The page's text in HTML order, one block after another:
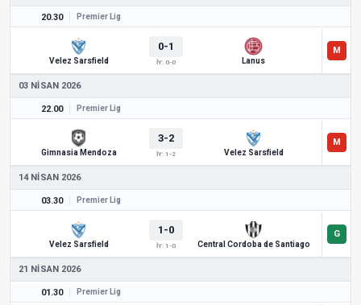
20.30 Premier Lig
Velez Sarsfield
0-1
İY: 0-0 Lanus
03 NISAN 2026
22.00 Premier Lig
Gimnasia Mendoza
3-2
İY: 1-2 Velez Sarsfield
14 NISAN 2026
03.30 Premier Lig
Velez Sarsfield
1-0
İY: 1-0 Central Cordoba de Santiago
21 NISAN 2026
01.30 Premier Lig